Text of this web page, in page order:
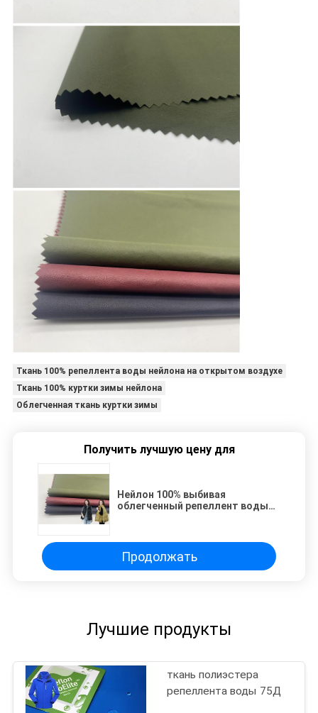
Ткань 100% репеллента воды нейлона на открытом воздухе
Ткань 100% куртки зимы нейлона
Облегченная ткань куртки зимы
Получить лучшую цену для
Нейлон 100% выбивая
облегченный репеллент воды
Продолжать
Лучшие продукты
ткань полиэстера
репеллента воды 75Д